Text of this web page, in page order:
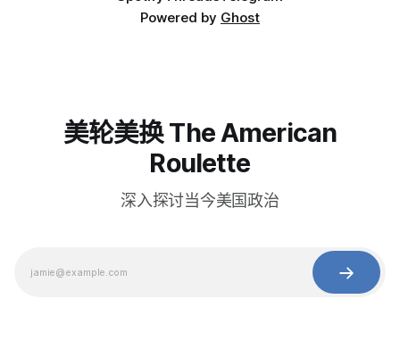
Powered by Ghost
美轮美换 The American
Roulette
深入探讨当今美国政治